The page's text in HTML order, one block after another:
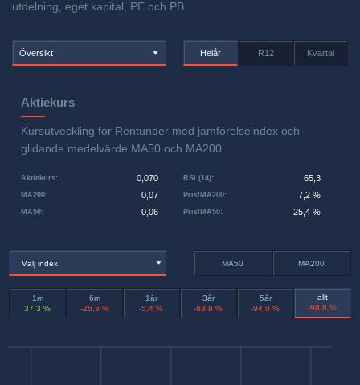
utdelning, eget kapital, PE och PB.
Översikt Helår R12 Kvartal
Aktiekurs
Kursutveckling för Rentunder med jämförelseindex och
glidande medelvärde MA50 och MA200.
Aktiekurs: 0,070
MA50: 0,06
MA200: 0,07 Pris/MA200: 7,2 %
RSI (14): 65,3
Pris/MA50: 25,4 %
Välj index MA50 MA200
1m
37,3 %
6m
-26,3 %
1år
-5,4 %
3år
-88,8 %
5år
-94,0 %
allt
-98,8 %